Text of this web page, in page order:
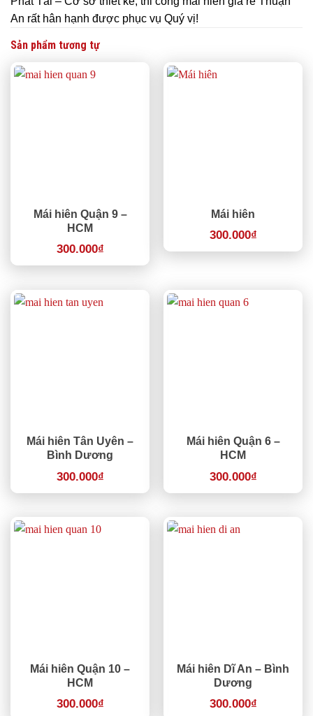
An rất hân hạnh được phục vụ Quý vị!
Sản phẩm tương tự
Mái hiên Quận 9 –
HCM
300.000₫
Mái hiên
300.000₫
Mái hiên Tân Uyên –
Bình Dương
300.000₫
Mái hiên Quận 6 –
HCM
300.000₫
Mái hiên Quận 10 –
HCM
300.000₫
Mái hiên Dĩ An – Bình
Dương
300.000₫